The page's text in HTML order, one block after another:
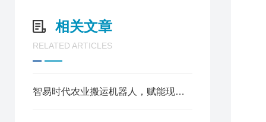
相关文章
RELATED ARTICLES
智易时代农业搬运机器人，赋能现代农业的智能先锋